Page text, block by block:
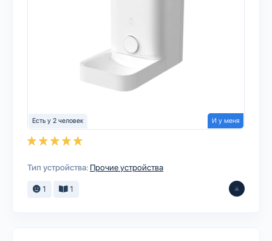
Есть у 2 человек И у меня
Тип устройства: Прочие устройства
1 1